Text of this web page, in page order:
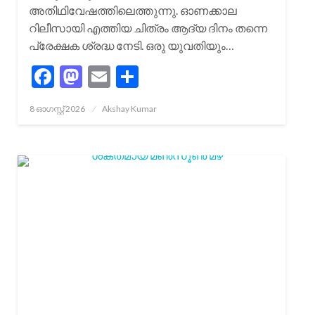
അതിഥിവേഷത്തിലെത്തുന്നു. ഓണക്കാല
റിലീസായി എത്തിയ ചിത്രം ആദ്യ ദിനം തന്നെ
പ്രേക്ഷക ശ്രദ്ധ നേടി. ഒരു യുവതിയും…
Facebook
Mastodon
EmailShare
Posted
8 ഓഗസ്റ്റ്‌ 2026 Akshay Kumar